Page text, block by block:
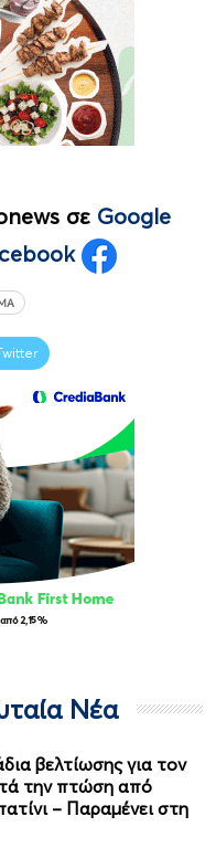
σε Google
Νέα
βελτίωσης για τον
την πτώση από
– Παραμένει στη